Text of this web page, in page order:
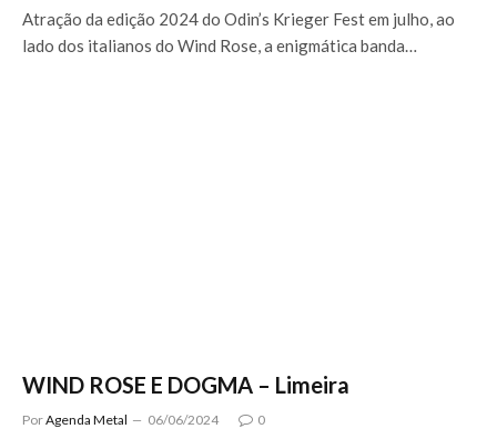
Atração da edição 2024 do Odin’s Krieger Fest em julho, ao
lado dos italianos do Wind Rose, a enigmática banda…
WIND ROSE E DOGMA – Limeira
PorAgenda Metal 06/06/2024 0